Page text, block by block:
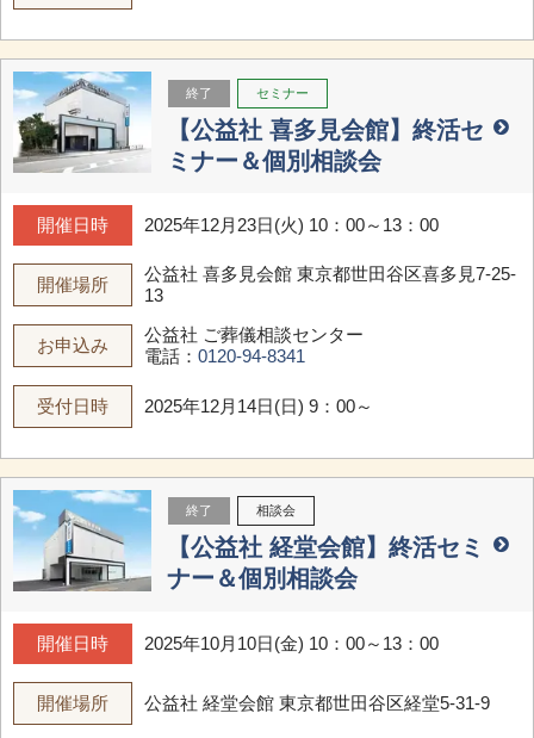
終了 セミナー
【公益社 喜多見会館】終活セ
ミナー＆個別相談会
開催日時 2025年12月23日(火) 10：00～13：00
開催場所
公益社 喜多見会館 東京都世田谷区喜多見7-25-
13
お申込み
公益社 ご葬儀相談センター
電話： 0120-94-8341
受付日時 2025年12月14日(日) 9：00～
終了 相談会
【公益社 経堂会館】終活セミ
ナー＆個別相談会
開催日時 2025年10月10日(金) 10：00～13：00
開催場所 公益社 経堂会館 東京都世田谷区経堂5-31-9